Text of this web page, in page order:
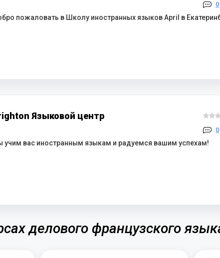
0
пожаловать в Школу иностранных языков April в
Языковой центр
0
учим вас иностранным языкам и радуемся вашим успехам!
делового французского